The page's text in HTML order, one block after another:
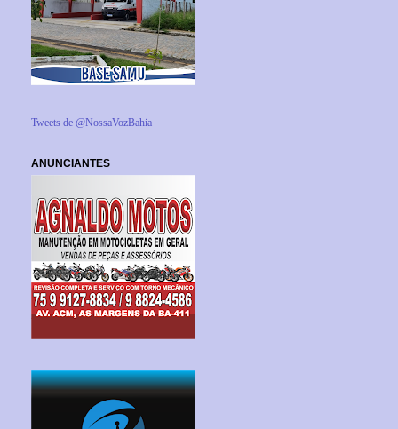
Tweets de @NossaVozBahia
ANUNCIANTES